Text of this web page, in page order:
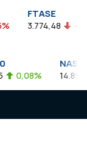
FTASE
3.774,48 -0,10%
0,08% 14.893,75